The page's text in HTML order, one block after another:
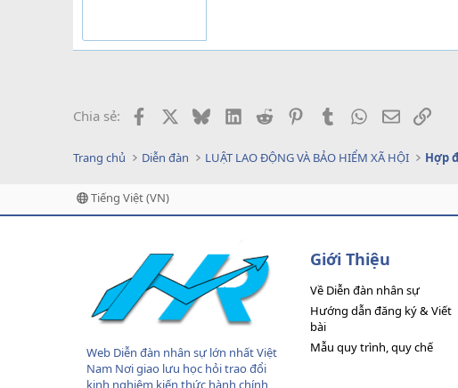
Chia sẻ: Facebook BlueskyLinkedIn
Reddit PinterestTumblr WhatsApp
EmailLink
Trang chủ Diễn đàn LUẬT LAO ĐỘNG VÀ BẢO HIỂM XÃ HỘI Hợp
Tiếng Việt (VN)
Web Diễn đàn nhân sự lớn nhất Việt
Nam Nơi giao lưu học hỏi trao đổi
Giới Thiệu
Về Diễn đàn nhân sự
Hướng dẫn đăng ký & Viết
bài
Mẫu quy trình, quy chế